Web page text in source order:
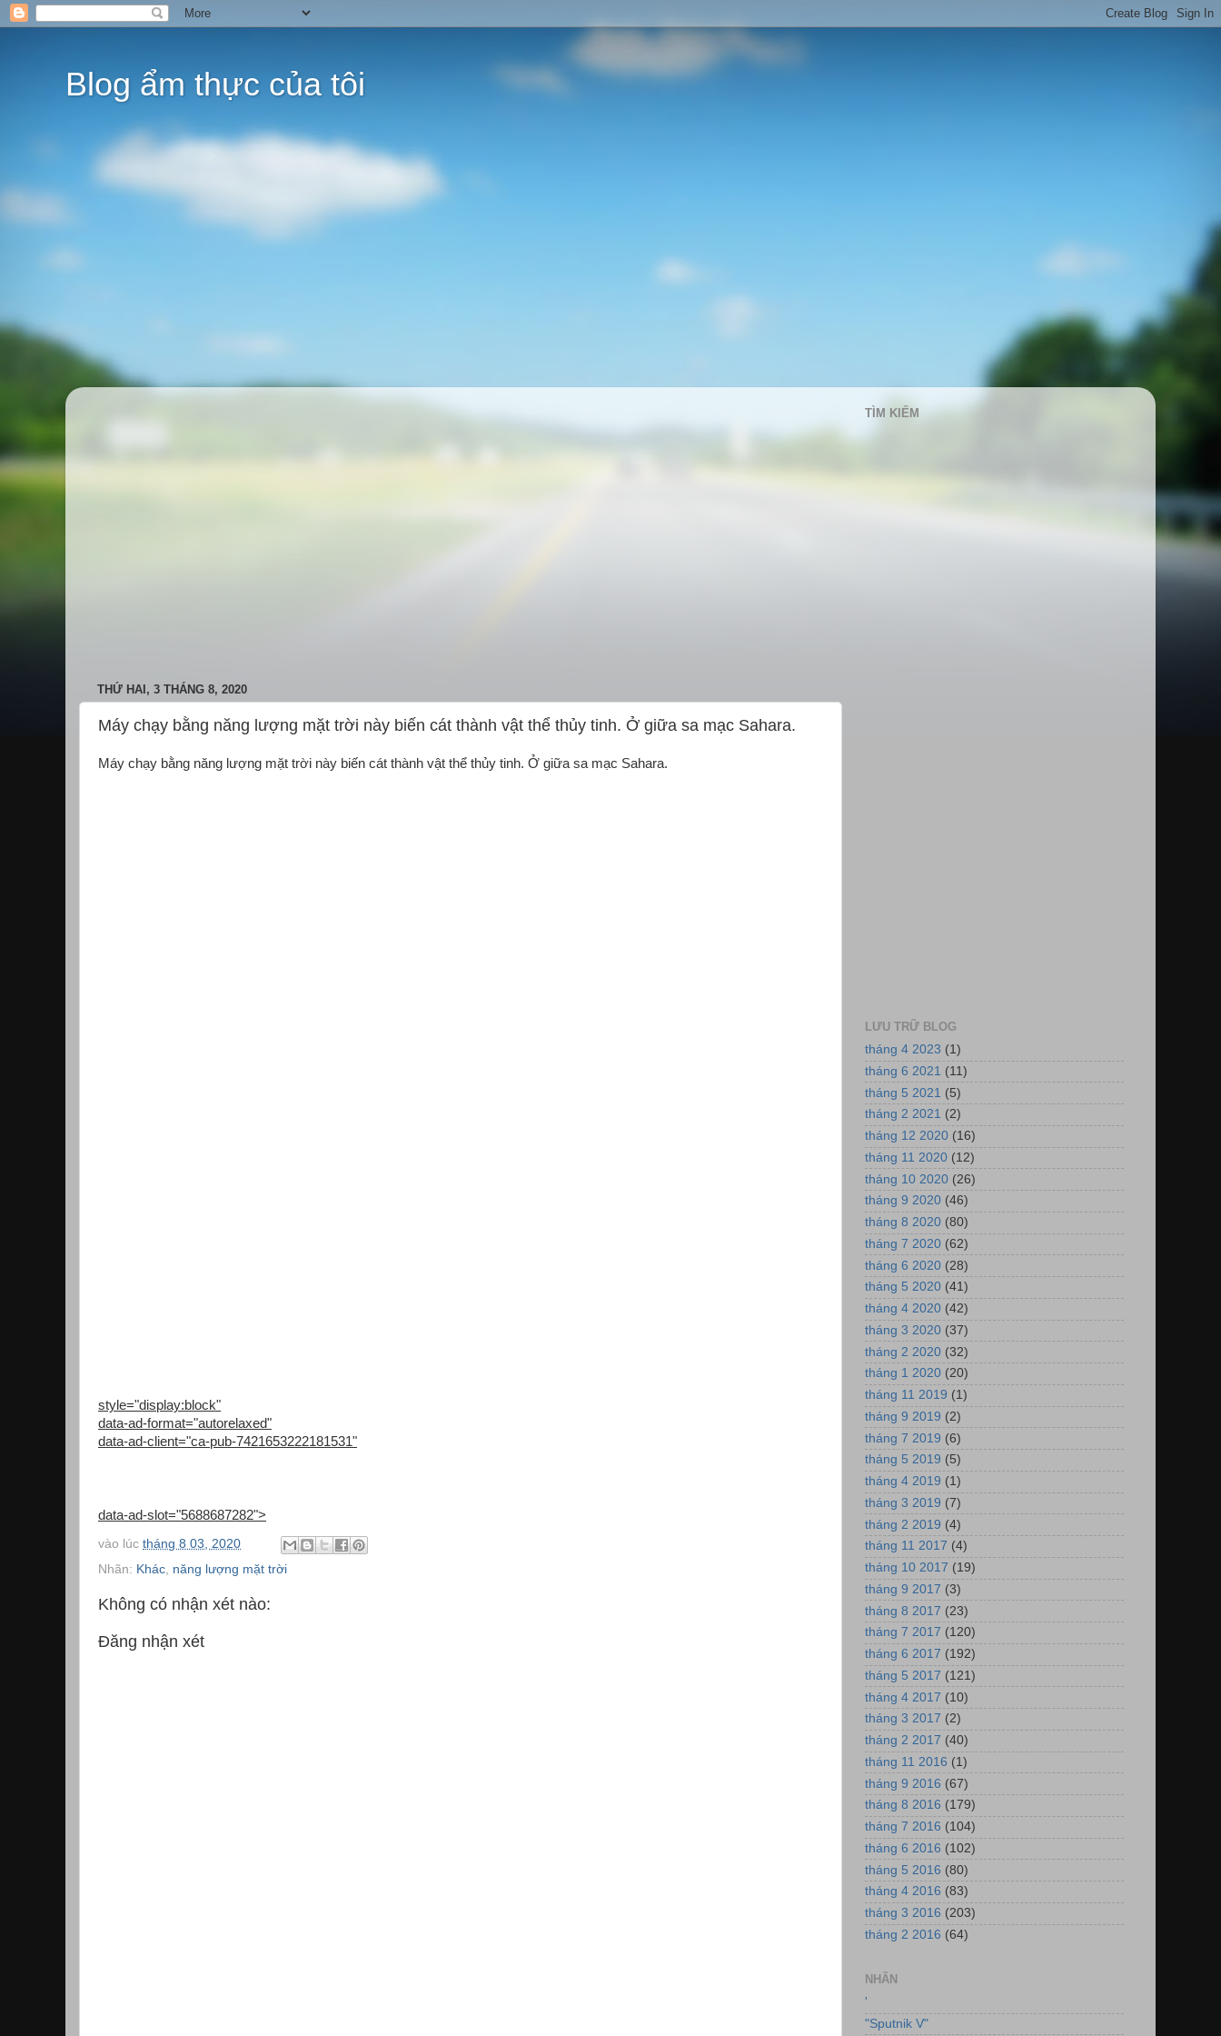
Blog ẩm thực của tôi
THỨ HAI, 3 THÁNG 8, 2020
Máy chạy bằng năng lượng mặt trời này biến cát thành vật thể thủy tinh. Ở giữa sa mạc Sahara.
Máy chạy bằng năng lượng mặt trời này biến cát thành vật thể thủy tinh. Ở giữa sa mạc Sahara.
style="display:block"
data-ad-format="autorelaxed"
data-ad-client="ca-pub-7421653222181531"
data-ad-slot="5688687282">
vào lúc tháng 8 03, 2020
Nhãn: Khác, năng lượng mặt trời
Không có nhận xét nào:
Đăng nhận xét
TÌM KIẾM
LƯU TRỮ BLOG
tháng 4 2023 (1)
tháng 6 2021 (11)
tháng 5 2021 (5)
tháng 2 2021 (2)
tháng 12 2020 (16)
tháng 11 2020 (12)
tháng 10 2020 (26)
tháng 9 2020 (46)
tháng 8 2020 (80)
tháng 7 2020 (62)
tháng 6 2020 (28)
tháng 5 2020 (41)
tháng 4 2020 (42)
tháng 3 2020 (37)
tháng 2 2020 (32)
tháng 1 2020 (20)
tháng 11 2019 (1)
tháng 9 2019 (2)
tháng 7 2019 (6)
tháng 5 2019 (5)
tháng 4 2019 (1)
tháng 3 2019 (7)
tháng 2 2019 (4)
tháng 11 2017 (4)
tháng 10 2017 (19)
tháng 9 2017 (3)
tháng 8 2017 (23)
tháng 7 2017 (120)
tháng 6 2017 (192)
tháng 5 2017 (121)
tháng 4 2017 (10)
tháng 3 2017 (2)
tháng 2 2017 (40)
tháng 11 2016 (1)
tháng 9 2016 (67)
tháng 8 2016 (179)
tháng 7 2016 (104)
tháng 6 2016 (102)
tháng 5 2016 (80)
tháng 4 2016 (83)
tháng 3 2016 (203)
tháng 2 2016 (64)
NHÃN
'
"Sputnik V"